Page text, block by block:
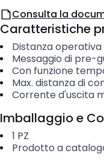
Consulta la
Caratteristiche
Distanza operativa
Messaggio di pre-
Con funzione
Max. distanza di
Corrente d'uscita
Imballaggio e
1 PZ
Prodotto a